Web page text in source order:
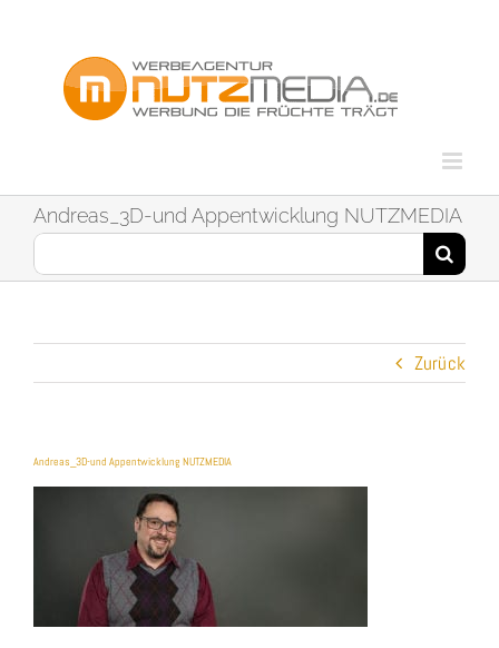
Andreas_3D-und Appentwicklung NUTZMEDIA
Suche
nach:
Zurück
Andreas_3D-und Appentwicklung NUTZMEDIA